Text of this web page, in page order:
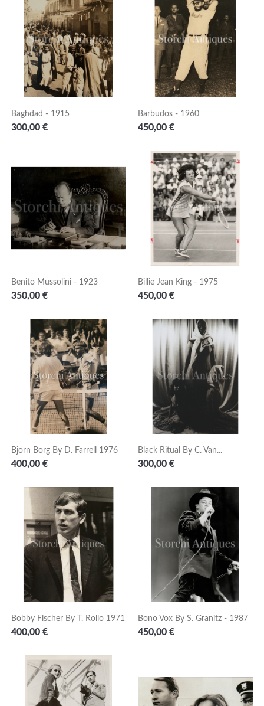
Baghdad - 1915
Prezzo
300,00 €
Barbudos - 1960
Prezzo
450,00 €
Benito Mussolini - 1923
Prezzo
350,00 €
Billie Jean King - 1975
Prezzo
450,00 €
Bjorn Borg By D. Farrell 1976
Prezzo
400,00 €
Black Ritual By C. Van...
Prezzo
300,00 €
Bobby Fischer By T. Rollo 1971
Prezzo
400,00 €
Bono Vox By S. Granitz - 1987
Prezzo
450,00 €